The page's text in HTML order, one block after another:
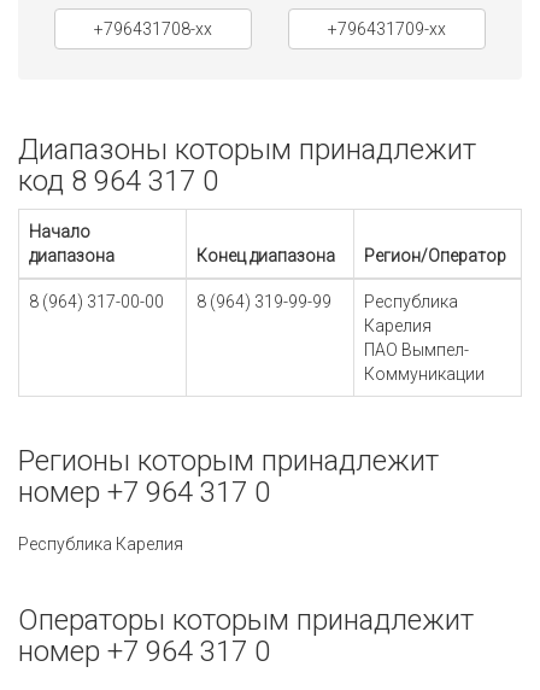
+796431708-xx +796431709-xx
Диапазоны которым принадлежит
код 8 964 317 0
Начало
диапазона
Конец диапазона Регион/Оператор
8 (964) 317-00-00 8 (964) 319-99-99
Республика
Карелия
ПАО Вымпел-
Коммуникации
Регионы которым принадлежит
номер +7 964 317 0
Республика Карелия
Операторы которым принадлежит
номер +7 964 317 0